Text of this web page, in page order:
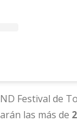
Festival de
las más de